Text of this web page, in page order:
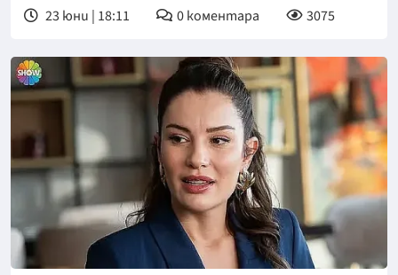
23 юни | 18:11 0коментара 3075